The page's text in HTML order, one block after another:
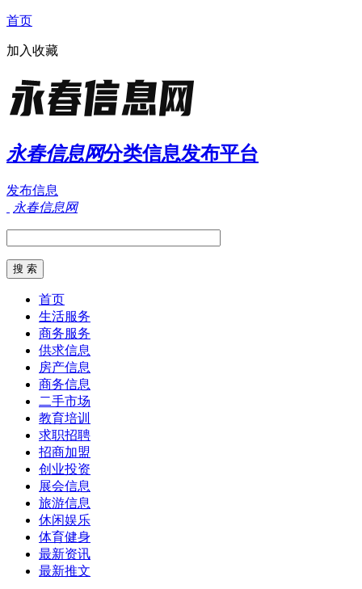
首页
加入收藏
永春信息网分类信息发布平台
发布信息
永春信息网
首页
生活服务
商务服务
供求信息
房产信息
商务信息
二手市场
教育培训
求职招聘
招商加盟
创业投资
展会信息
旅游信息
休闲娱乐
体育健身
最新资讯
最新推文